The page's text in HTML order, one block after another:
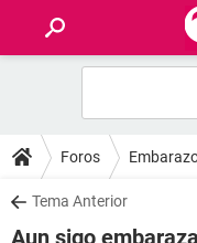
FOROS
SALUD
Foros
Tema Anterior
Aun sigo